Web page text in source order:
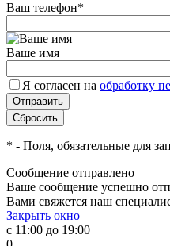
Ваш телефон*
Ваше имя
Я согласен на обработку
* - Поля, обязательные для
Сообщение отправлено
Ваше сообщение успешно
Вами свяжется наш
Закрыть окно
с 11:00 до 19:00